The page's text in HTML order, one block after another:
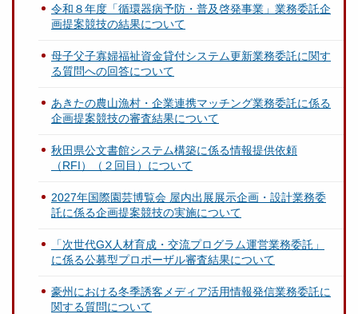
令和８年度「循環器病予防・普及啓発事業」業務委託企
画提案競技の結果について
母子父子寡婦福祉資金貸付システム更新業務委託に関す
る質問への回答について
あきたの農山漁村・企業連携マッチング業務委託に係る
企画提案競技の審査結果について
秋田県公文書館システム構築に係る情報提供依頼
（RFI）（２回目）について
2027年国際園芸博覧会 屋内出展展示企画・設計業務委
託に係る企画提案競技の実施について
「次世代GX人材育成・交流プログラム運営業務委託」
に係る公募型プロポーザル審査結果について
豪州における冬季誘客メディア活用情報発信業務委託に
関する質問について